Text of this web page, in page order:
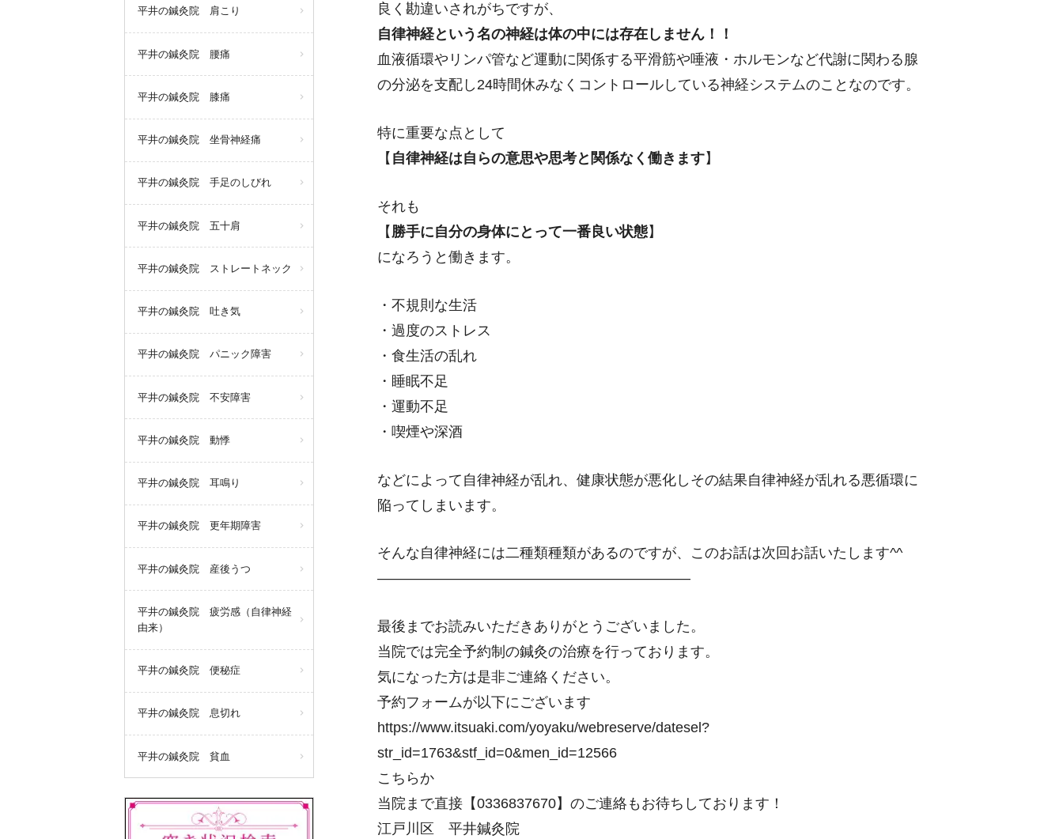
平井の鍼灸院 肩こり
平井の鍼灸院 腰痛
平井の鍼灸院 膝痛
平井の鍼灸院 坐骨神経痛
平井の鍼灸院 手足のしびれ
平井の鍼灸院 五十肩
平井の鍼灸院 ストレートネック
平井の鍼灸院 吐き気
平井の鍼灸院 パニック障害
平井の鍼灸院 不安障害
平井の鍼灸院 動悸
平井の鍼灸院 耳鳴り
平井の鍼灸院 更年期障害
平井の鍼灸院 産後うつ
平井の鍼灸院 疲労感（自律神経
由来）
平井の鍼灸院 便秘症
平井の鍼灸院 息切れ
平井の鍼灸院 貧血
良く勘違いされがちですが、
自律神経という名の神経は体の中には存在しません！！
血液循環やリンパ管など運動に関係する平滑筋や唾液・ホルモンなど代謝に関わる腺
の分泌を支配し24時間休みなくコントロールしている神経システムのことなのです。
特に重要な点として
【 自律神経は自らの意思や思考と関係なく働きます】
それも
【 勝手に自分の身体にとって一番良い状態】
になろうと働きます。
・不規則な生活
・過度のストレス
・食生活の乱れ
・睡眠不足
・運動不足
・喫煙や深酒
などによって自律神経が乱れ、健康状態が悪化しその結果自律神経が乱れる悪循環に
陥ってしまいます。
そんな自律神経には二種類種類があるのですが、このお話は次回お話いたします^^
——————————————————————
最後までお読みいただきありがとうございました。
当院では完全予約制の鍼灸の治療を行っております。
気になった方は是非ご連絡ください。
予約フォームが以下にございます
https://www.itsuaki.com/yoyaku/webreserve/datesel?
str_id=1763&stf_id=0&men_id=12566
こちらか
当院まで直接【0336837670】のご連絡もお待ちしております！
江戸川区 平井鍼灸院